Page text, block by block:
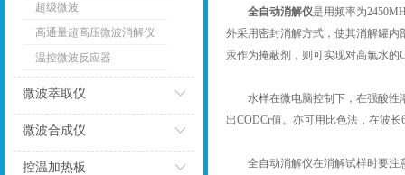
超级微波
高通量超高压微波消解仪
温控微波反应器
微波萃取仪
微波合成仪
控温加热板
全自动消解仪是用频率为
外采用密封消解方式，使其消解罐内
汞作为掩蔽剂，则可实现对高氯水
水样在微电脑控制下，在强酸性溶
出CODCr值。亦可用比色法，在波
全自动消解仪在消解试样时要注